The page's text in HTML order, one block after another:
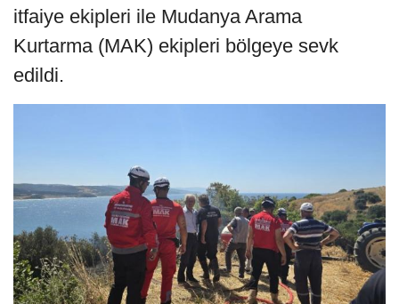
itfaiye ekipleri ile Mudanya Arama
Kurtarma (MAK) ekipleri bölgeye sevk
edildi.